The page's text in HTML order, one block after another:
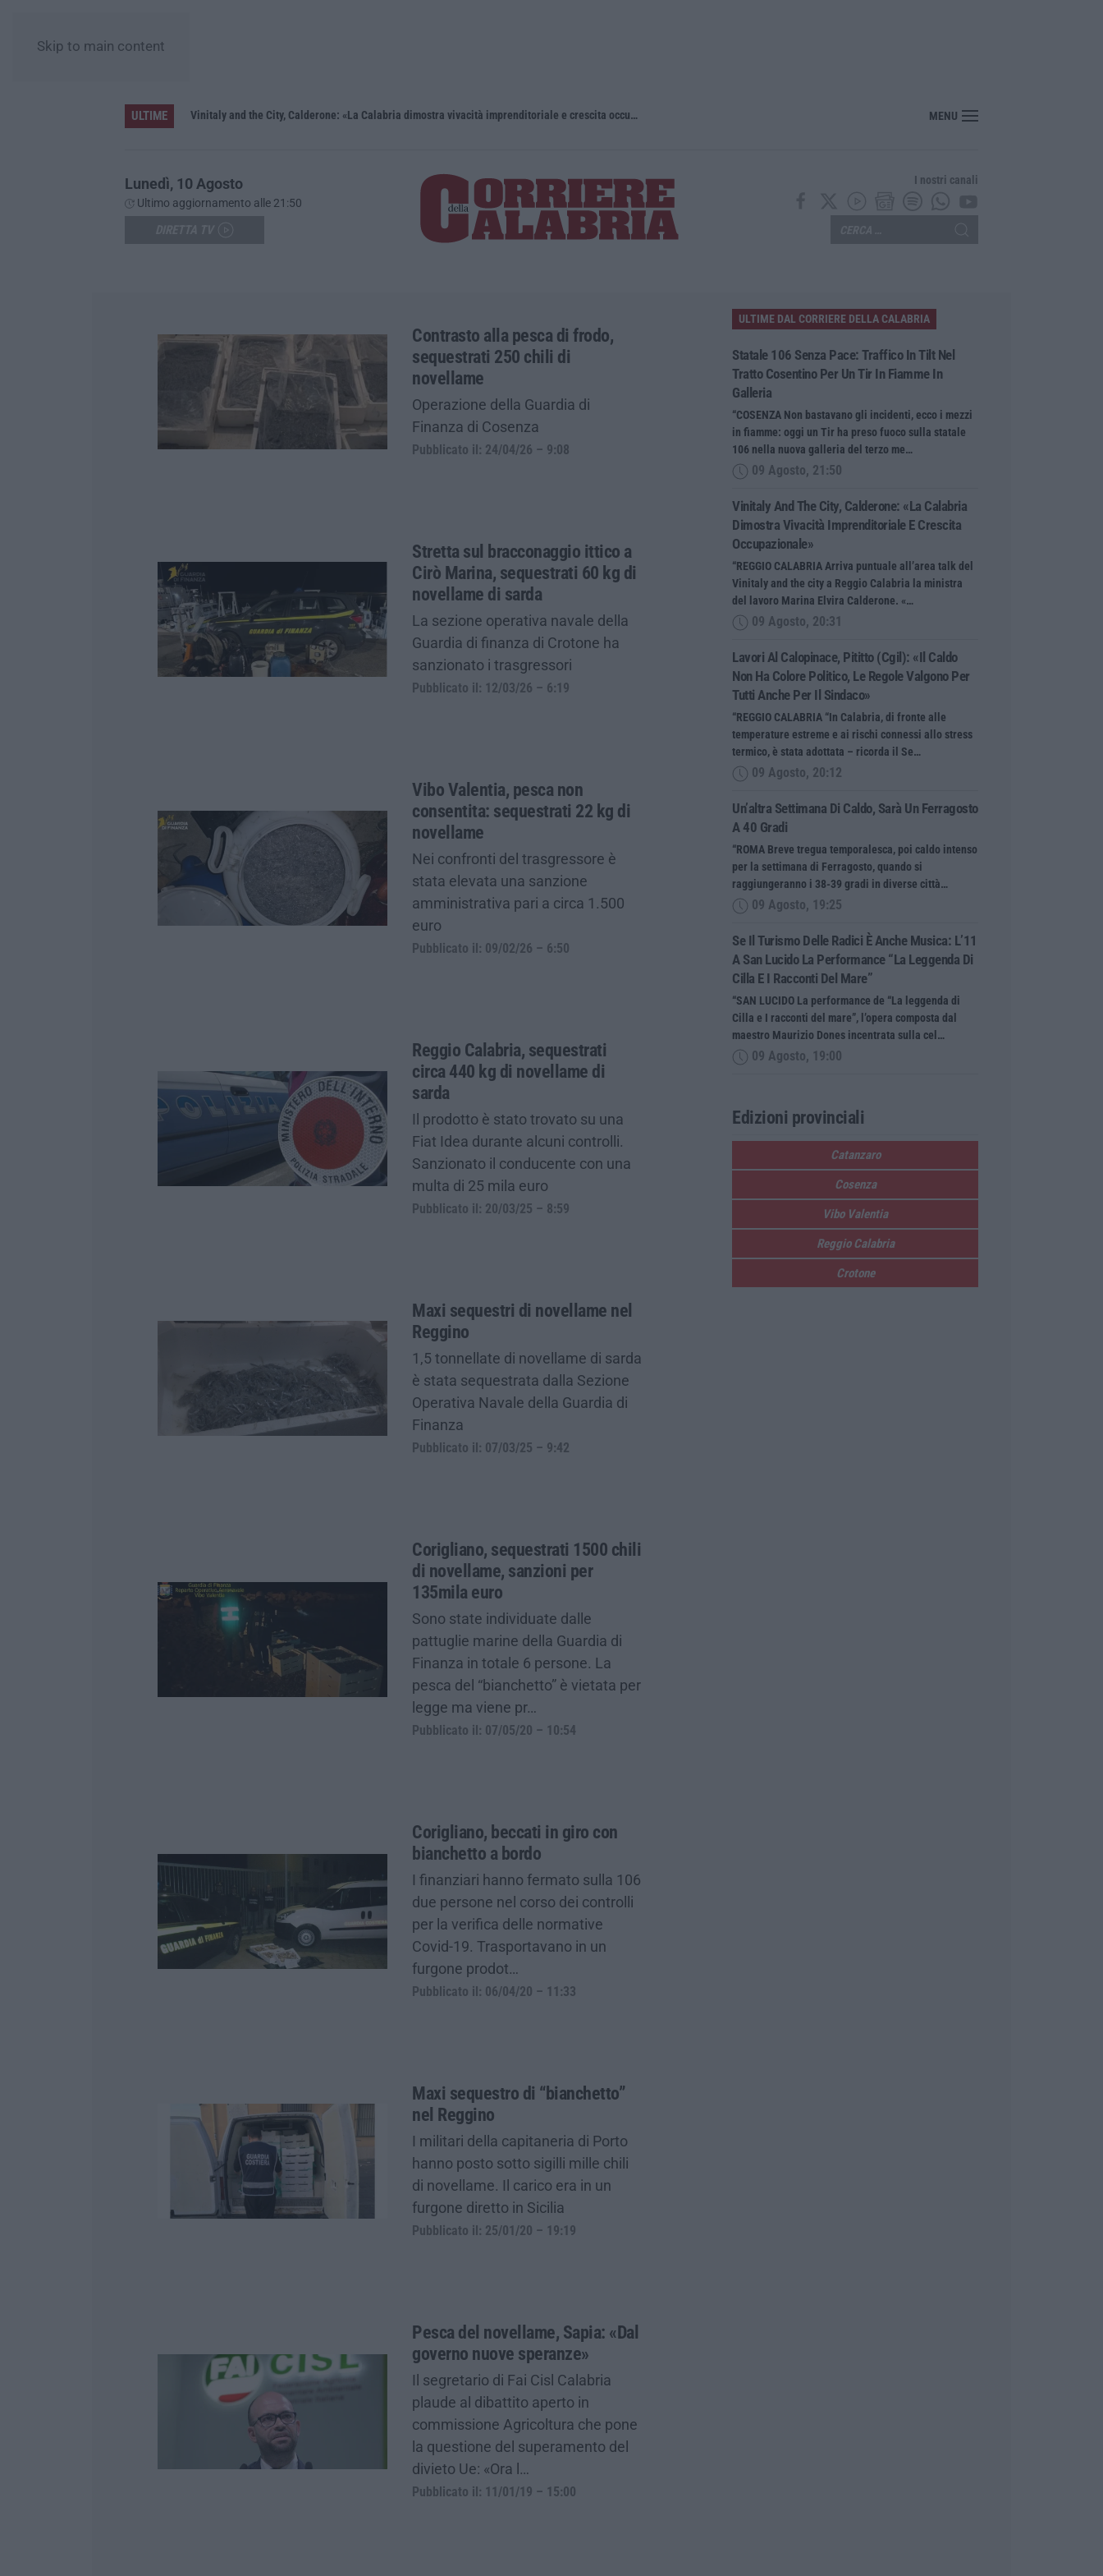
Skip to main content
ULTIME Vinitaly and the City, Calderone: «La Calabria dimostra vivacità imprenditoriale e crescita occupazionale» MENU
Lunedì, 10 Agosto
Ultimo aggiornamento alle 21:50
I nostri canali
Contrasto alla pesca di frodo,
sequestrati 250 chili di
novellame
Operazione della Guardia di
Finanza di Cosenza
Pubblicato il: 24/04/26 – 9:08
Stretta sul bracconaggio ittico a
Cirò Marina, sequestrati 60 kg di
novellame di sarda
La sezione operativa navale della
Guardia di finanza di Crotone ha
sanzionato i trasgressori
Pubblicato il: 12/03/26 – 6:19
Vibo Valentia, pesca non
consentita: sequestrati 22 kg di
novellame
Nei confronti del trasgressore è
stata elevata una sanzione
amministrativa pari a circa 1.500
euro
Pubblicato il: 09/02/26 – 6:50
Reggio Calabria, sequestrati
circa 440 kg di novellame di
sarda
Il prodotto è stato trovato su una
Fiat Idea durante alcuni controlli.
Sanzionato il conducente con una
multa di 25 mila euro
Pubblicato il: 20/03/25 – 8:59
Maxi sequestri di novellame nel
Reggino
1,5 tonnellate di novellame di sarda
è stata sequestrata dalla Sezione
Operativa Navale della Guardia di
Finanza
Pubblicato il: 07/03/25 – 9:42
Corigliano, sequestrati 1500 chili
di novellame, sanzioni per
135mila euro
Sono state individuate dalle
pattuglie marine della Guardia di
Finanza in totale 6 persone. La
pesca del “bianchetto” è vietata per
legge ma viene pr…
Pubblicato il: 07/05/20 – 10:54
Corigliano, beccati in giro con
bianchetto a bordo
I finanziari hanno fermato sulla 106
due persone nel corso dei controlli
per la verifica delle normative
Covid-19. Trasportavano in un
furgone prodot…
Pubblicato il: 06/04/20 – 11:33
Maxi sequestro di “bianchetto”
nel Reggino
I militari della capitaneria di Porto
hanno posto sotto sigilli mille chili
di novellame. Il carico era in un
furgone diretto in Sicilia
Pubblicato il: 25/01/20 – 19:19
Pesca del novellame, Sapia: «Dal
governo nuove speranze»
Il segretario di Fai Cisl Calabria
plaude al dibattito aperto in
commissione Agricoltura che pone
la questione del superamento del
divieto Ue: «Ora l…
Pubblicato il: 11/01/19 – 15:00
ULTIME DAL CORRIERE DELLA CALABRIA
Statale 106 Senza Pace: Traffico In Tilt Nel
Tratto Cosentino Per Un Tir In Fiamme In
Galleria
“COSENZA Non bastavano gli incidenti, ecco i mezzi
in fiamme: oggi un Tir ha preso fuoco sulla statale
106 nella nuova galleria del terzo me…
09 Agosto, 21:50
Vinitaly And The City, Calderone: «La Calabria
Dimostra Vivacità Imprenditoriale E Crescita
Occupazionale»
“REGGIO CALABRIA Arriva puntuale all’area talk del
Vinitaly and the city a Reggio Calabria la ministra
del lavoro Marina Elvira Calderone. «…
09 Agosto, 20:31
Lavori Al Calopinace, Pititto (Cgil): «Il Caldo
Non Ha Colore Politico, Le Regole Valgono Per
Tutti Anche Per Il Sindaco»
“REGGIO CALABRIA “In Calabria, di fronte alle
temperature estreme e ai rischi connessi allo stress
termico, è stata adottata – ricorda il Se…
09 Agosto, 20:12
Un’altra Settimana Di Caldo, Sarà Un Ferragosto
A 40 Gradi
“ROMA Breve tregua temporalesca, poi caldo intenso
per la settimana di Ferragosto, quando si
raggiungeranno i 38-39 gradi in diverse città…
09 Agosto, 19:25
Se Il Turismo Delle Radici È Anche Musica: L’11
A San Lucido La Performance “La Leggenda Di
Cilla E I Racconti Del Mare”
“SAN LUCIDO La performance de “La leggenda di
Cilla e I racconti del mare”, l’opera composta dal
maestro Maurizio Dones incentrata sulla cel…
09 Agosto, 19:00
Edizioni provinciali
Catanzaro
Cosenza
Vibo Valentia
Reggio Calabria
Crotone